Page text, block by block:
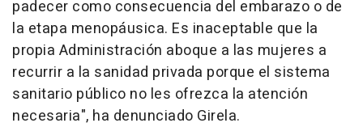
padecer como consecuencia del embarazo o de
la etapa menopáusica. Es inaceptable que la
propia Administración aboque a las mujeres a
recurrir a la sanidad privada porque el sistema
sanitario público no les ofrezca la atención
necesaria", ha denunciado Girela.